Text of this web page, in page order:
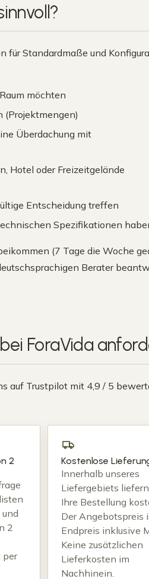
?
Standardmaße und
möchten
(Projektmengen)
Überdachung mit
Hotel oder Freizeitgelände
Entscheidung treffen
Spezifikationen
(7 Tage die Woche
Berater
ForaVida
auf Trustpilot mit 4,9 / 5
2
2
per
Kostenlose
Innerhalb unseres
Liefergebiets
Ihre Bestellung
Der Angebotspreis
Endpreis inklusive
Keine zusätzlichen
Lieferkosten im
Nachhinein.